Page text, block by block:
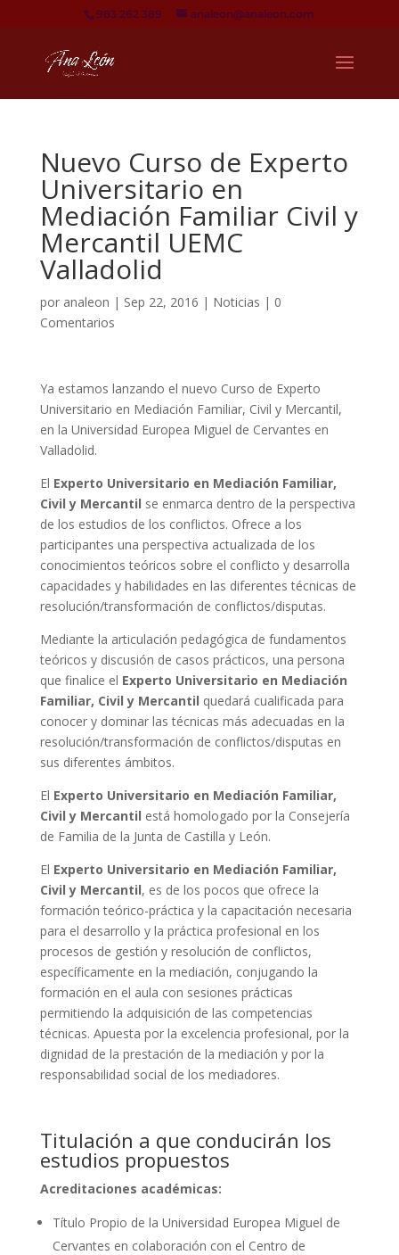
983 262 389 analeon@analeon.com
Nuevo Curso de Experto
Universitario en
Mediación Familiar Civil y
Mercantil UEMC
Valladolid
por analeon | Sep 22, 2016 | Noticias | 0
Comentarios
Ya estamos lanzando el nuevo Curso de Experto
Universitario en Mediación Familiar, Civil y Mercantil,
en la Universidad Europea Miguel de Cervantes en
Valladolid.
El Experto Universitario en Mediación Familiar,
Civil y Mercantil se enmarca dentro de la perspectiva
de los estudios de los conflictos. Ofrece a los
participantes una perspectiva actualizada de los
conocimientos teóricos sobre el conflicto y desarrolla
capacidades y habilidades en las diferentes técnicas de
resolución/transformación de conflictos/disputas.
Mediante la articulación pedagógica de fundamentos
teóricos y discusión de casos prácticos, una persona
que finalice el Experto Universitario en Mediación
Familiar, Civil y Mercantil quedará cualificada para
conocer y dominar las técnicas más adecuadas en la
resolución/transformación de conflictos/disputas en
sus diferentes ámbitos.
El Experto Universitario en Mediación Familiar,
Civil y Mercantil está homologado por la Consejería
de Familia de la Junta de Castilla y León.
El Experto Universitario en Mediación Familiar,
Civil y Mercantil, es de los pocos que ofrece la
formación teórico-práctica y la capacitación necesaria
para el desarrollo y la práctica profesional en los
procesos de gestión y resolución de conflictos,
específicamente en la mediación, conjugando la
formación en el aula con sesiones prácticas
permitiendo la adquisición de las competencias
técnicas. Apuesta por la excelencia profesional, por la
dignidad de la prestación de la mediación y por la
responsabilidad social de los mediadores.
Titulación a que conducirán los
estudios propuestos
Acreditaciones académicas:
Título Propio de la Universidad Europea Miguel de
Cervantes en colaboración con el Centro de